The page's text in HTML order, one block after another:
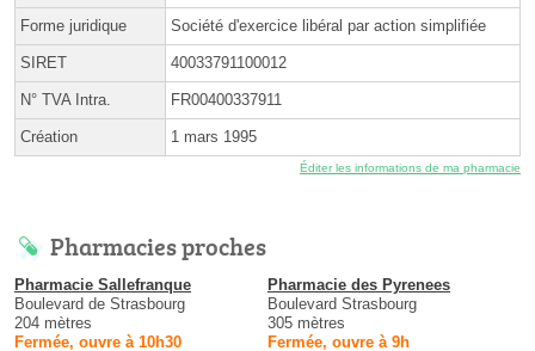
Forme juridique Société d'exercice libéral par action simplifiée
SIRET 40033791100012
N° TVA Intra. FR00400337911
Création 1 mars 1995
Éditer les informations de ma pharmacie
Pharmacies proches
Pharmacie Sallefranque
Boulevard de Strasbourg
204 mètres
Fermée, ouvre à 10h30
Pharmacie des Pyrenees
Boulevard Strasbourg
305 mètres
Fermée, ouvre à 9h